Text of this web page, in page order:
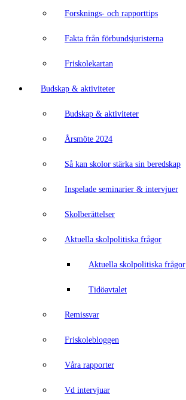
Forsknings- och rapporttips
Fakta från förbundsjuristerna
Friskolekartan
Budskap & aktiviteter
Budskap & aktiviteter
Årsmöte 2024
Så kan skolor stärka sin beredskap
Inspelade seminarier & intervjuer
Skolberättelser
Aktuella skolpolitiska frågor
Aktuella skolpolitiska frågor
Tidöavtalet
Remissvar
Friskolebloggen
Våra rapporter
Vd intervjuar